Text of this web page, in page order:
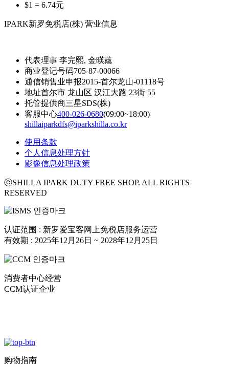
$1 = 6.74元
IPARK新罗免税店(株) 营业信息
代表理事 李完熙, 金暎薰
商业登记号码705-87-00066
通信销售业申报2015-首尔龙山-01118号
地址首尔市 龙山区 汉江大路 23街 55
托管提供商三星SDS(株)
客服中心400-026-0680(09:00~18:00)
shillaiparkdfs@iparkshilla.co.kr
使用条款
个人信息处理方针
影像信息处理政策
ⓒSHILLA IPARK DUTY FREE SHOP. ALL RIGHTS
RESERVED
认证范围 : 新罗爱宝客网上免税店服务运营
有效期 : 2025年12月26日 ~ 2028年12月25日
消费者中心经营
CCM认证企业
购物指南